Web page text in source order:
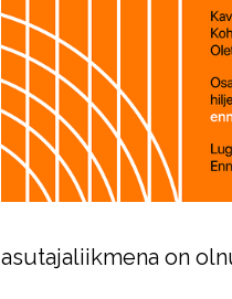
asutajaliikmena on